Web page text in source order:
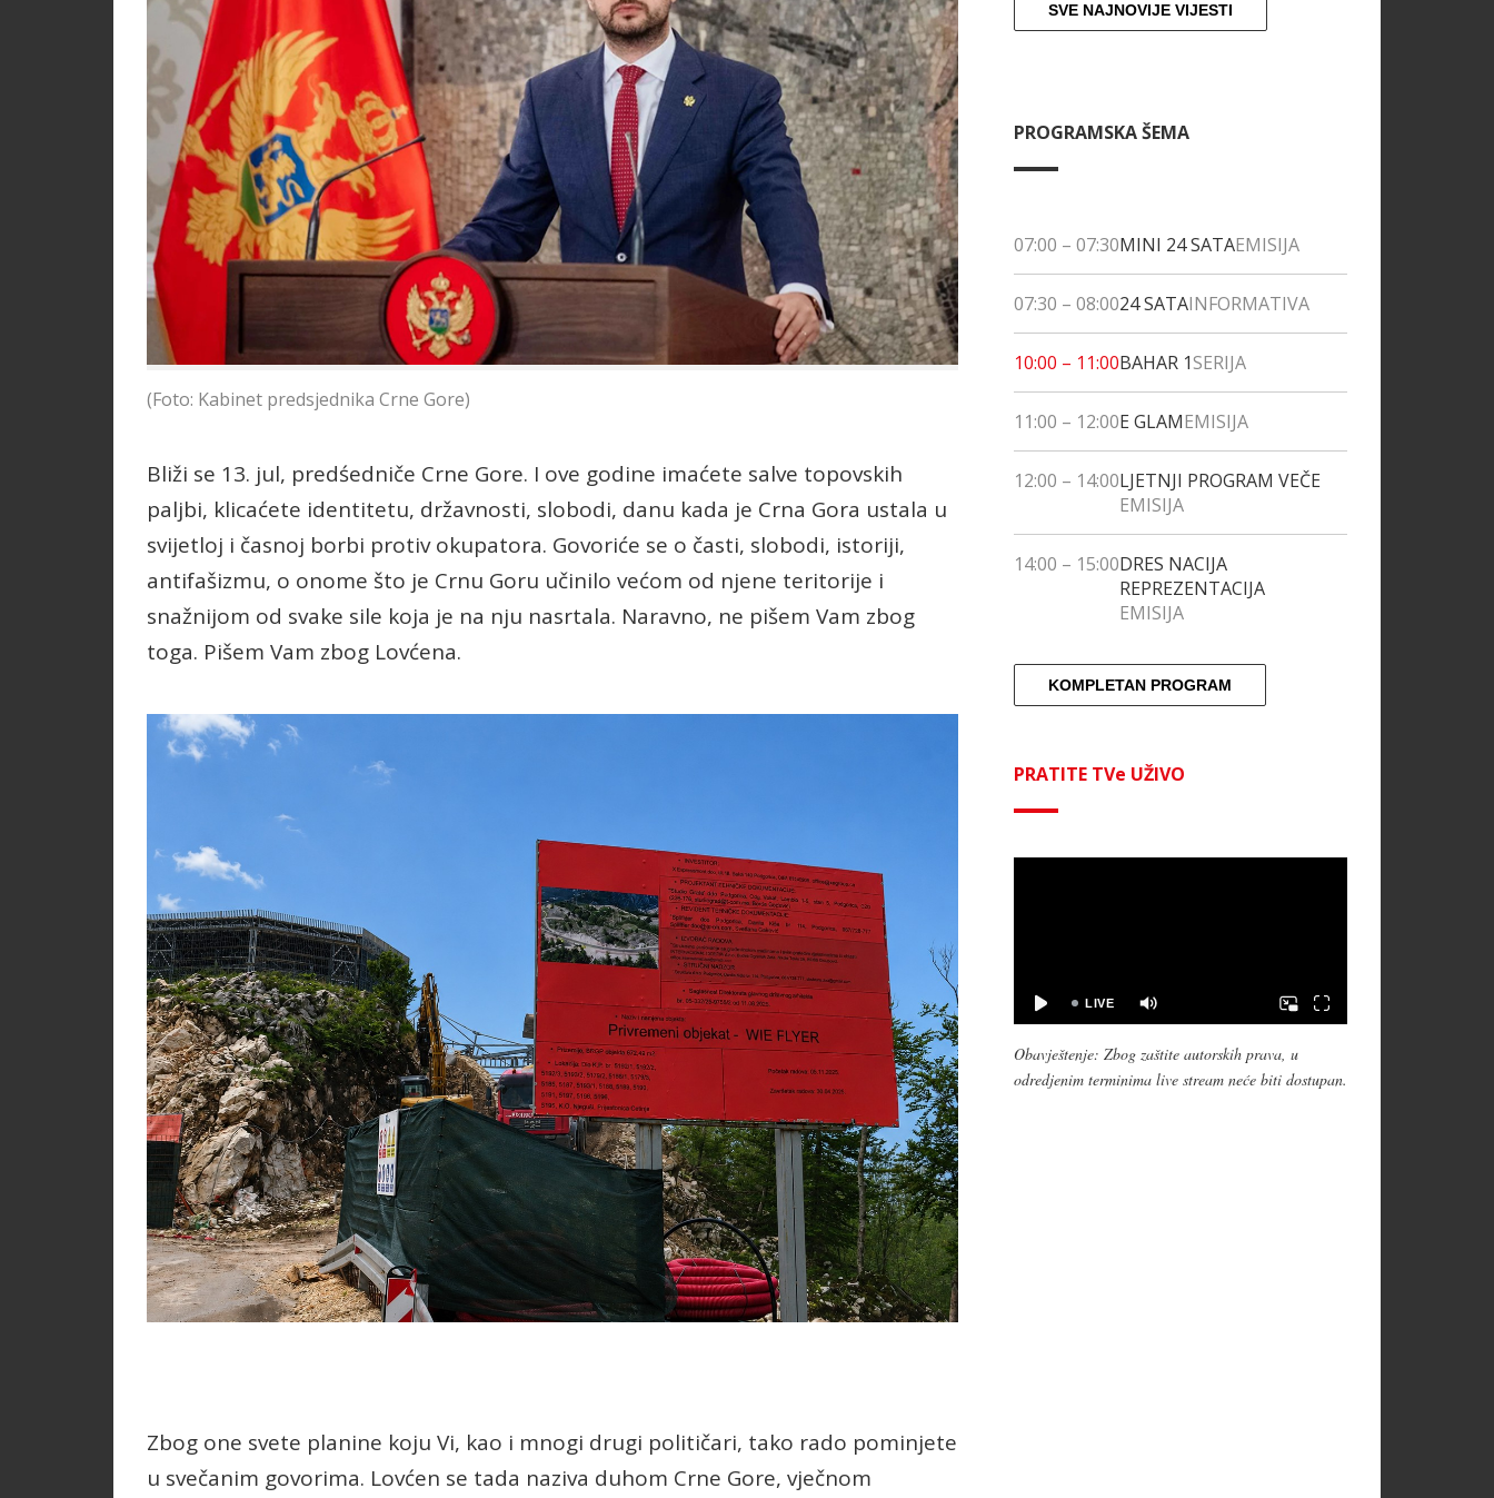
(Foto: Kabinet predsjednika Crne Gore)
Bliži se 13. jul, predśedniče Crne Gore. I ove godine imaćete salve topovskih
paljbi, klicaćete identitetu, državnosti, slobodi, danu kada je Crna Gora ustala u
svijetloj i časnoj borbi protiv okupatora. Govoriće se o časti, slobodi, istoriji,
antifašizmu, o onome što je Crnu Goru učinilo većom od njene teritorije i
snažnijom od svake sile koja je na nju nasrtala. Naravno, ne pišem Vam zbog
toga. Pišem Vam zbog Lovćena.
Zbog one svete planine koju Vi, kao i mnogi drugi političari, tako rado pominjete
u svečanim govorima. Lovćen se tada naziva duhom Crne Gore, vječnom
SVE NAJNOVIJE VIJESTI
PROGRAMSKA ŠEMA
07:00 – 07:30MINI 24 SATAEMISIJA
07:30 – 08:0024 SATAINFORMATIVA
10:00 – 11:00BAHAR 1SERIJA
11:00 – 12:00E GLAMEMISIJA
12:00 – 14:00LJETNJI PROGRAM VEČE
EMISIJA
14:00 – 15:00DRES NACIJA
REPREZENTACIJA
EMISIJA
KOMPLETAN PROGRAM
PRATITE TVe UŽIVO
Obavještenje: Zbog zaštite autorskih prava, u
odredjenim terminima live stream neće biti dostupan.